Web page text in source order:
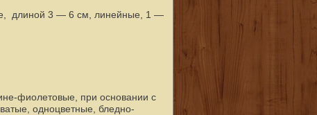
длиной 3 — 6 см, линейные, 1 —
фиолетовые, при основании с
одноцветные, бледно-